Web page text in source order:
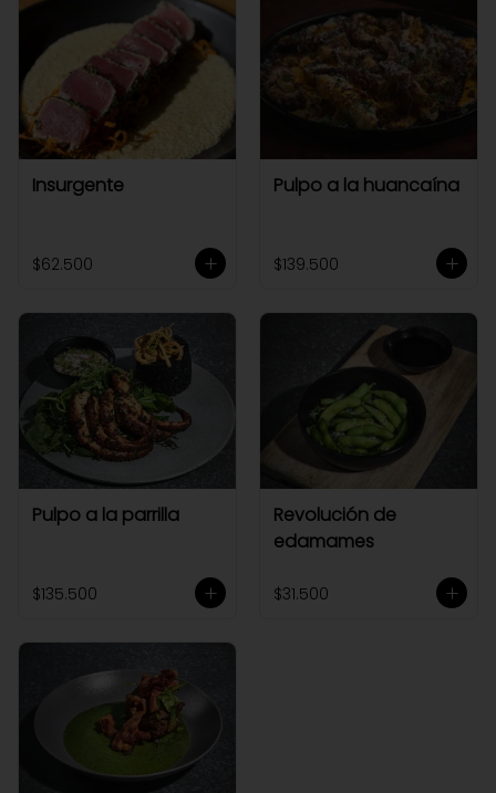
Insurgente
$62.500
Pulpo a la huancaína
$139.500
Pulpo a la parrilla
$135.500
Revolución de
edamames
$31.500